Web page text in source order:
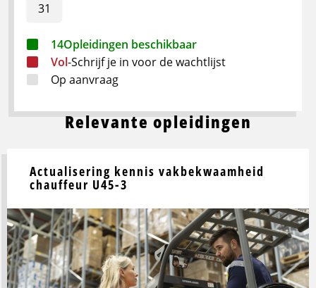
31
14Opleidingen beschikbaar
Vol-Schrijf je in voor de wachtlijst
Op aanvraag
Relevante opleidingen
Actualisering kennis vakbekwaamheid
chauffeur U45-3